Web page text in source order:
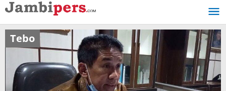
Lewati
ke
konten
Tebo